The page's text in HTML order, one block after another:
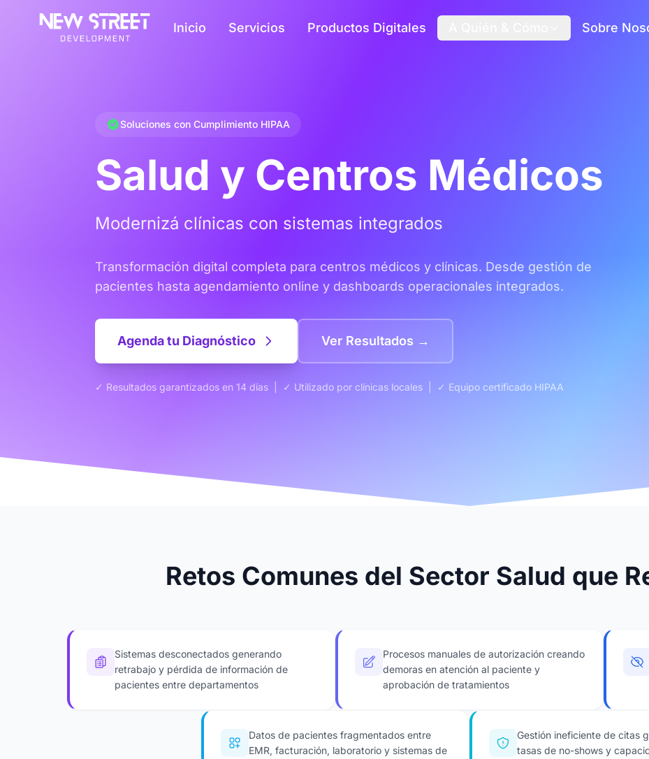
Inicio Servicios Productos Digitales Sobre
Soluciones con Cumplimiento HIPAA
Salud y Centros Médicos
Modernizá clínicas con sistemas integrados
Transformación digital completa para centros médicos y clínicas. Desde gestión de
pacientes hasta agendamiento online y dashboards operacionales integrados.
Agenda tu Diagnóstico Ver Resultados →
✓ Resultados garantizados en 14 días | ✓ Utilizado por clínicas locales | ✓ Equipo certificado HIPAA
Retos Comunes del Sector Salud que
Sistemas desconectados generando
retrabajo y pérdida de información de
pacientes entre departamentos
Procesos manuales de autorización creando
demoras en atención al paciente y
aprobación de tratamientos
Datos de pacientes fragmentados entre
EMR, facturación, laboratorio y sistemas de
Gestión ineficiente de citas
tasas de no-shows y